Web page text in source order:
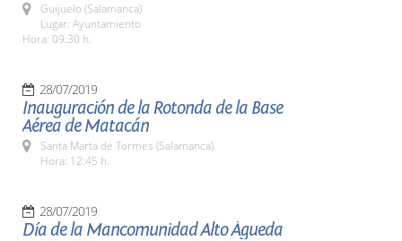
Guijuelo (Salamanca)
Lugar: Ayuntamiento
Hora: 09:30 h.
28/07/2019
Inauguración de la Rotonda de la Base
Aérea de Matacán
Santa Marta de Tormes (Salamanca)
Hora: 12:45 h.
28/07/2019
Día de la Mancomunidad Alto Águeda